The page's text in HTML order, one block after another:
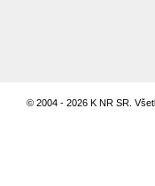
© 2004 - 2026 K NR SR.